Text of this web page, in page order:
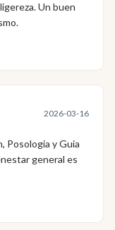
Un buen
2026-03-16
Posologia y Guia
general es